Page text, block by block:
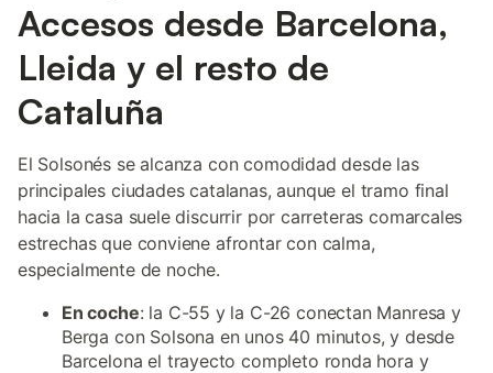
Accesos desde Barcelona,
Lleida y el resto de
Cataluña
El Solsonés se alcanza con comodidad desde las
principales ciudades catalanas, aunque el tramo final
hacia la casa suele discurrir por carreteras comarcales
estrechas que conviene afrontar con calma,
especialmente de noche.
En coche: la C-55 y la C-26 conectan Manresa y
Berga con Solsona en unos 40 minutos, y desde
Barcelona el trayecto completo ronda hora y